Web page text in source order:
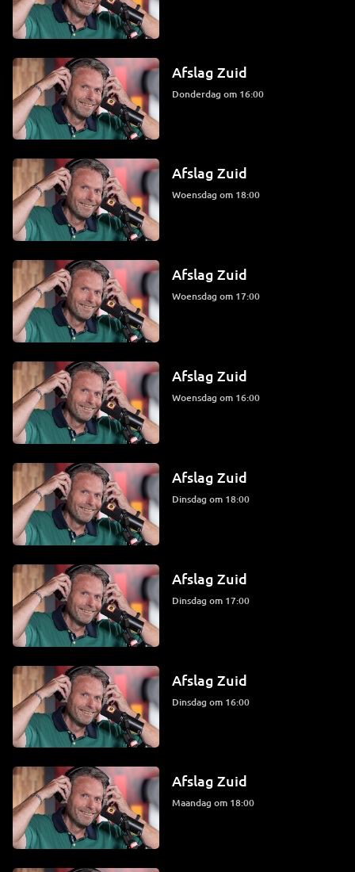
Afslag Zuid
donderdag om 16:00
Afslag Zuid
woensdag om 18:00
Afslag Zuid
woensdag om 17:00
Afslag Zuid
woensdag om 16:00
Afslag Zuid
dinsdag om 18:00
Afslag Zuid
dinsdag om 17:00
Afslag Zuid
dinsdag om 16:00
Afslag Zuid
maandag om 18:00